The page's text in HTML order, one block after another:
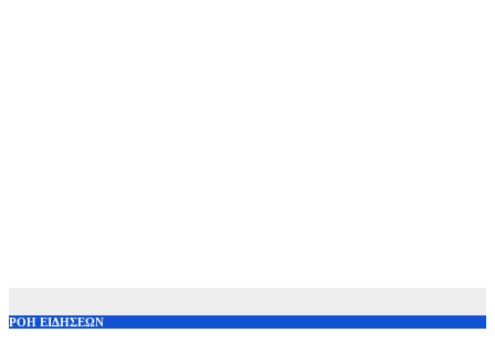
ΡΟΗ ΕΙΔΗΣΕΩΝ